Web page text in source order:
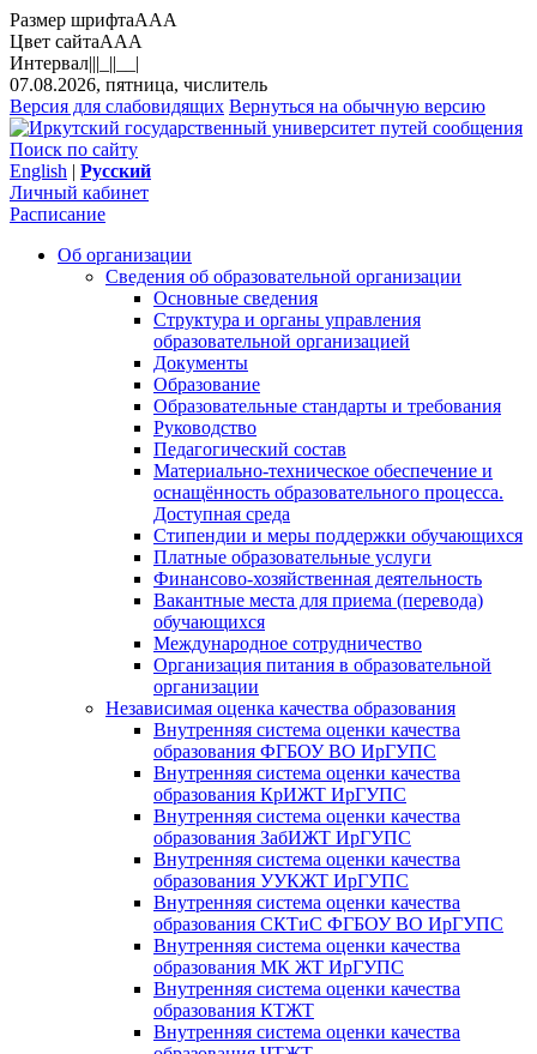
Размер шрифтаAAA
Цвет сайтаAAA
Интервал|||_||__|
07.08.2026, пятница, числитель
Версия для слабовидящих Вернуться на обычную версию
Поиск по сайту
English | Русский
Личный кабинет
Расписание
Об организации
Сведения об образовательной организации
Основные сведения
Структура и органы управления
образовательной организацией
Документы
Образование
Образовательные стандарты и требования
Руководство
Педагогический состав
Материально-техническое обеспечение и
оснащённость образовательного процесса.
Доступная среда
Стипендии и меры поддержки обучающихся
Платные образовательные услуги
Финансово-хозяйственная деятельность
Вакантные места для приема (перевода)
обучающихся
Международное сотрудничество
Организация питания в образовательной
организации
Независимая оценка качества образования
Внутренняя система оценки качества
образования ФГБОУ ВО ИрГУПС
Внутренняя система оценки качества
образования КрИЖТ ИрГУПС
Внутренняя система оценки качества
образования ЗабИЖТ ИрГУПС
Внутренняя система оценки качества
образования УУКЖТ ИрГУПС
Внутренняя система оценки качества
образования СКТиС ФГБОУ ВО ИрГУПС
Внутренняя система оценки качества
образования МК ЖТ ИрГУПС
Внутренняя система оценки качества
образования КТЖТ
Внутренняя система оценки качества